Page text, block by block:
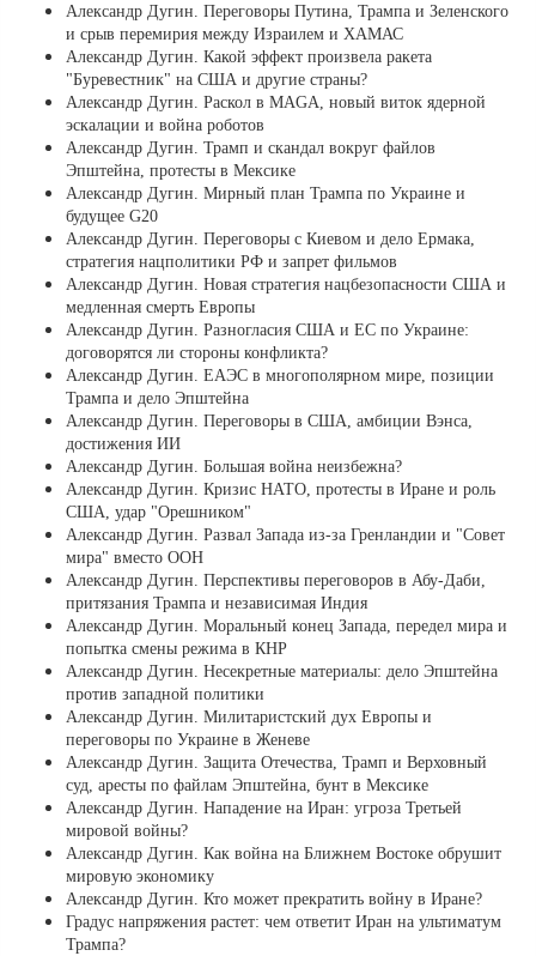
Александр Дугин. Переговоры Путина, Трампа и Зеленского
и срыв перемирия между Израилем и ХАМАС
Александр Дугин. Какой эффект произвела ракета
"Буревестник" на США и другие страны?
Александр Дугин. Раскол в MAGA, новый виток ядерной
эскалации и война роботов
Александр Дугин. Трамп и скандал вокруг файлов
Эпштейна, протесты в Мексике
Александр Дугин. Мирный план Трампа по Украине и
будущее G20
Александр Дугин. Переговоры с Киевом и дело Ермака,
стратегия нацполитики РФ и запрет фильмов
Александр Дугин. Новая стратегия нацбезопасности США и
медленная смерть Европы
Александр Дугин. Разногласия США и ЕС по Украине:
договорятся ли стороны конфликта?
Александр Дугин. ЕАЭС в многополярном мире, позиции
Трампа и дело Эпштейна
Александр Дугин. Переговоры в США, амбиции Вэнса,
достижения ИИ
Александр Дугин. Большая война неизбежна?
Александр Дугин. Кризис НАТО, протесты в Иране и роль
США, удар "Орешником"
Александр Дугин. Развал Запада из-за Гренландии и "Совет
мира" вместо ООН
Александр Дугин. Перспективы переговоров в Абу-Даби,
притязания Трампа и независимая Индия
Александр Дугин. Моральный конец Запада, передел мира и
попытка смены режима в КНР
Александр Дугин. Несекретные материалы: дело Эпштейна
против западной политики
Александр Дугин. Милитаристский дух Европы и
переговоры по Украине в Женеве
Александр Дугин. Защита Отечества, Трамп и Верховный
суд, аресты по файлам Эпштейна, бунт в Мексике
Александр Дугин. Нападение на Иран: угроза Третьей
мировой войны?
Александр Дугин. Как война на Ближнем Востоке обрушит
мировую экономику
Александр Дугин. Кто может прекратить войну в Иране?
Градус напряжения растет: чем ответит Иран на ультиматум
Трампа?